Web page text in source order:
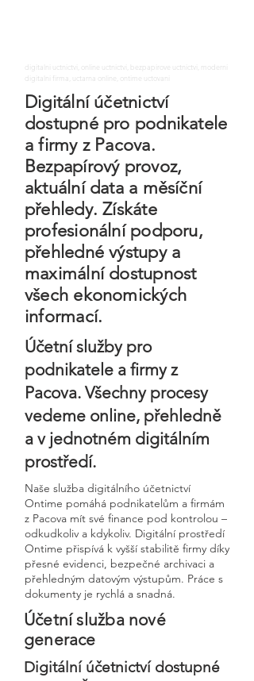
digitalni uctnictvi, online uctnictvi, bezpapirove uctnictvi, moderni
digitalni firma, uctarna online, ontime uctovani
Digitální účetnictví
dostupné pro podnikatele
a firmy z Pacova.
Bezpapírový provoz,
aktuální data a měsíční
přehledy. Získáte
profesionální podporu,
přehledné výstupy a
maximální dostupnost
všech ekonomických
informací.
Účetní služby pro
podnikatele a firmy z
Pacova. Všechny procesy
vedeme online, přehledně
a v jednotném digitálním
prostředí.
Naše služba digitálního účetnictví
Ontime pomáhá podnikatelům a firmám
z Pacova mít své finance pod kontrolou –
odkudkoliv a kdykoliv. Digitální prostředí
Ontime přispívá k vyšší stabilitě firmy díky
přesné evidenci, bezpečné archivaci a
přehledným datovým výstupům. Práce s
dokumenty je rychlá a snadná.
Účetní služba nové
generace
Digitální účetnictví dostupné